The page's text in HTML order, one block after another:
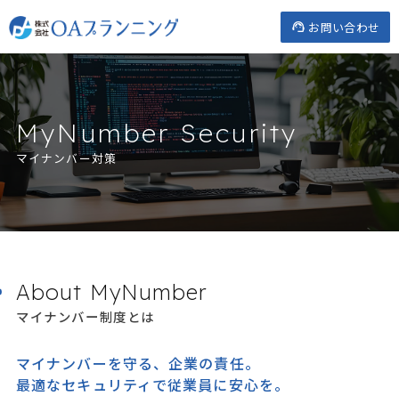
to
content
お問い合わせ
MyNumber Security
マイナンバー対策
About MyNumber
マイナンバー制度とは
マイナンバーを守る、企業の責任。
最適なセキュリティで従業員に安心を。